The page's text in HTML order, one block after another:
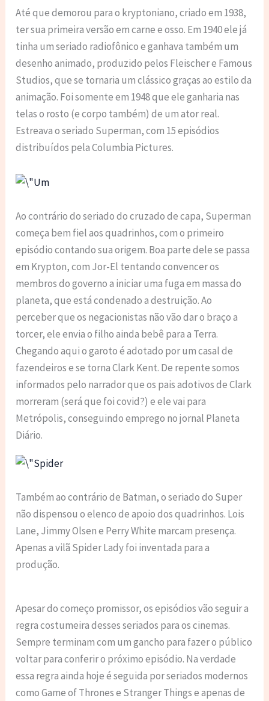
Até que demorou para o kryptoniano, criado em 1938,
ter sua primeira versão em carne e osso. Em 1940 ele já
tinha um seriado radiofônico e ganhava também um
desenho animado, produzido pelos Fleischer e Famous
Studios, que se tornaria um clássico graças ao estilo da
animação. Foi somente em 1948 que ele ganharia nas
telas o rosto (e corpo também) de um ator real.
Estreava o seriado Superman, com 15 episódios
distribuídos pela Columbia Pictures.
Ao contrário do seriado do cruzado de capa, Superman
começa bem fiel aos quadrinhos, com o primeiro
episódio contando sua origem. Boa parte dele se passa
em Krypton, com Jor-El tentando convencer os
membros do governo a iniciar uma fuga em massa do
planeta, que está condenado a destruição. Ao
perceber que os negacionistas não vão dar o braço a
torcer, ele envia o filho ainda bebê para a Terra.
Chegando aqui o garoto é adotado por um casal de
fazendeiros e se torna Clark Kent. De repente somos
informados pelo narrador que os pais adotivos de Clark
morreram (será que foi covid?) e ele vai para
Metrópolis, conseguindo emprego no jornal Planeta
Diário.
Também ao contrário de Batman, o seriado do Super
não dispensou o elenco de apoio dos quadrinhos. Lois
Lane, Jimmy Olsen e Perry White marcam presença.
Apenas a vilã Spider Lady foi inventada para a
produção.
Apesar do começo promissor, os episódios vão seguir a
regra costumeira desses seriados para os cinemas.
Sempre terminam com um gancho para fazer o público
voltar para conferir o próximo episódio. Na verdade
essa regra ainda hoje é seguida por seriados modernos
como Game of Thrones e Stranger Things e apenas de